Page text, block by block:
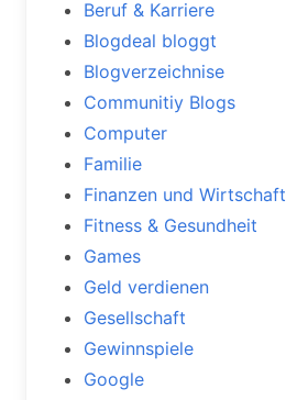
Beruf & Karriere
Blogdeal bloggt
Blogverzeichnise
Communitiy Blogs
Computer
Familie
Finanzen und Wirtschaft
Fitness & Gesundheit
Games
Geld verdienen
Gesellschaft
Gewinnspiele
Google